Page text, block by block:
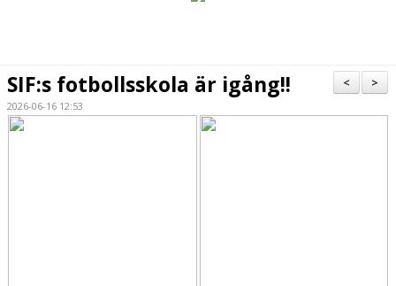
KALENDER
>
<
SIF:s fotbollsskola är igång!!
2026-06-16 12:53